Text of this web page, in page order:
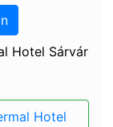
Hotel Sárvár
Hotel